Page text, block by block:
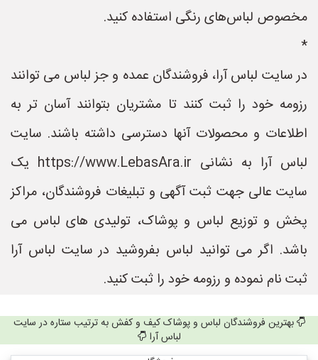
مخصوص لباس‌های رنگی استفاده کنید.
*
در سایت لباس آرا، فروشندگان عمده و جز لباس می توانند
رزومه خود را ثبت کنند تا مشتریان بتوانند آسان تر به
اطلاعات و محصولات آنها دسترسی داشته باشند. سایت
لباس آرا به نشانی https://www.LebasAra.ir یک
سایت عالی جهت ثبت آگهی و تبلیغات فروشندگان، مراکز
پخش و توزیع لباس و پوشاک، تولیدی های لباس می
باشد. اگر می توانید لباس بفروشید در سایت لباس آرا
ثبت نام نموده و رزومه خود را ثبت کنید.
بهترین فروشندگان لباس و پوشاک کیف و کفش به ترتیب ستاره در سایت
لباس آرا